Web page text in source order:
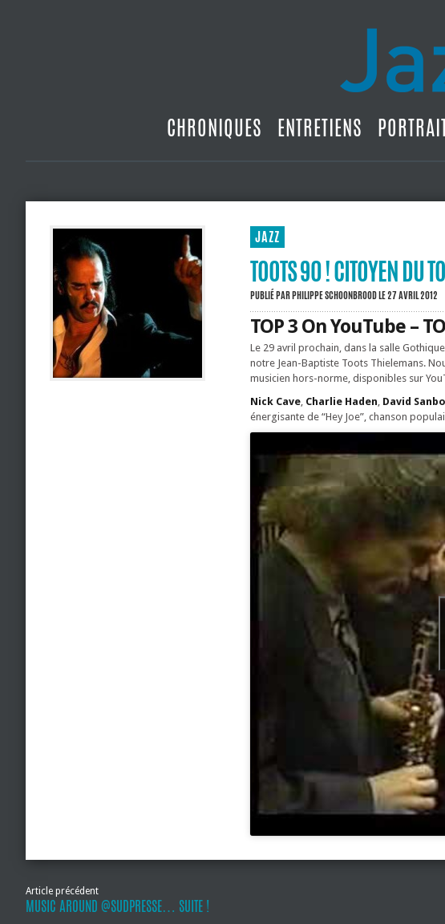
CHRONIQUES ENTRETIENS
JAZZ
TOOTS 90 ! CITOYEN DU
PUBLIÉ PARPHILIPPE SCHOONBROODLE 27 AVRIL 2012
TOP 3 On YouTube –
Le 29 avril prochain, dans la salle
notre Jean-Baptiste Toots Thielemans.
musicien hors-norme, disponibles sur
Nick Cave, Charlie Haden, David
énergisante de “Hey Joe”, chanson
Article précédent
MUSIC AROUND @SUDPRESSE… SUITE !